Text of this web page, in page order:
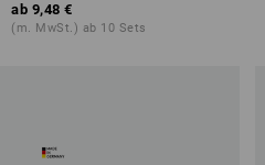
ab 9,48 €
(m. MwSt.) ab 10 Sets